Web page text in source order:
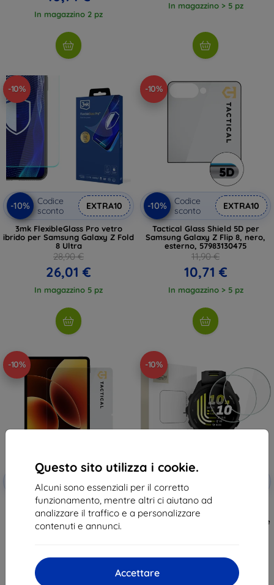
Questo sito utilizza i cookie.
Alcuni sono essenziali per il corretto
funzionamento, mentre altri ci aiutano ad
analizzare il traffico e a personalizzare
contenuti e annunci.
Accettare
In magazzino 2 pz
In magazzino > 5 pz
-10%
-10%
Codice
sconto
EXTRA10
3mk FlexibleGlass Pro vetro
ibrido per Samsung Galaxy Z Fold
8 Ultra
28,90 €
26,01 €
In magazzino 5 pz
-10%
-10%
Codice
sconto
EXTRA10
Tactical Glass Shield 5D per
Samsung Galaxy Z Flip 8, nero,
esterno, 57983130475
11,90 €
10,71 €
In magazzino > 5 pz
-10%
Codice
sconto
Vetro protettivo Tactical Glass
per Xiaomi Pad 7/8/8 Pro,
trasparente (57983130431)
14,90 €
In magazzino > 5 pz
-10%
-10%
sconto
TECH-PROTECT GLASS FIT+
confezione da 2 per Garmin
Forerunner 70 / 170, trasparente
In magazzino 3 pz